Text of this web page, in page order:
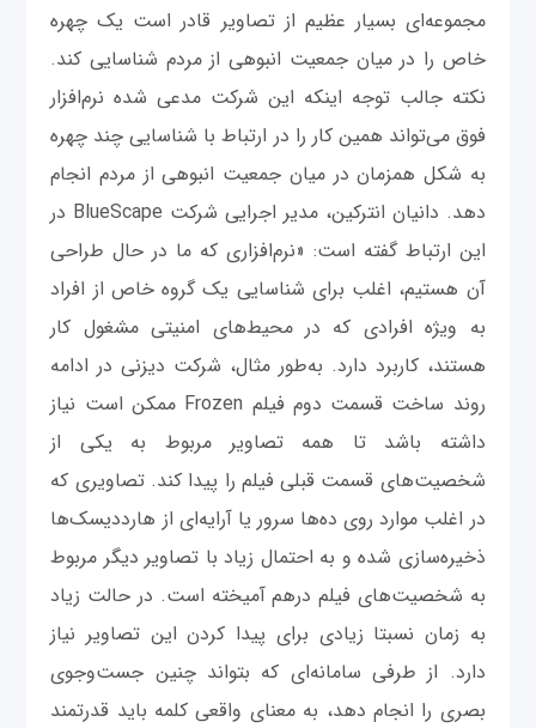
مجموعه‌ای بسیار عظیم از تصاویر قادر است یک چهره
خاص را در میان جمعیت انبوهی از مردم شناسایی کند.
نکته جالب توجه اینکه این شرکت مدعی شده نرم‌افزار
فوق می‌تواند همین کار را در ارتباط با شناسایی چند چهره
به شکل همزمان در میان جمعیت انبوهی از مردم انجام
دهد. دانیان انترکین، مدیر اجرایی شرکت BlueScape در
این ارتباط گفته است: «نرم‌افزاری که ما در حال طراحی
آن هستیم، اغلب برای شناسایی یک گروه خاص از افراد
به ویژه افرادی که در محیط‌های امنیتی مشغول کار
هستند، کاربرد دارد. به‌طور مثال، شرکت دیزنی در ادامه
روند ساخت قسمت دوم فیلم Frozen ممکن است نیاز
داشته باشد تا همه تصاویر مربوط به یکی از
شخصیت‌های قسمت قبلی فیلم را پیدا کند. تصاویری که
در اغلب موارد روی ده‌ها سرور یا آرایه‌ای از هارددیسک‌ها
ذخیره‌سازی شده و به احتمال زیاد با تصاویر دیگر مربوط
به شخصیت‌های فیلم درهم آمیخته است. در حالت زیاد
به زمان نسبتا زیادی برای پیدا کردن این تصاویر نیاز
دارد. از طرفی سامانه‌ای که بتواند چنین جست‌وجوی
بصری را انجام دهد، به معنای واقعی کلمه باید قدرتمند